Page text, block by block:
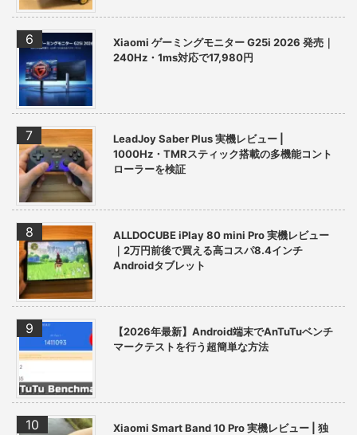
Xiaomi ゲーミングモニター G25i 2026 発売｜
240Hz・1ms対応で17,980円
LeadJoy Saber Plus 実機レビュー |
1000Hz・TMRスティック搭載の多機能コント
ローラーを検証
ALLDOCUBE iPlay 80 mini Pro 実機レビュー
｜2万円前後で買える高コスパ8.4インチ
Androidタブレット
【2026年最新】Android端末でAnTuTuベンチ
マークテストを行う超簡単な方法
Xiaomi Smart Band 10 Pro 実機レビュー | 独